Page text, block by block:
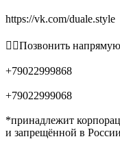
https://vk.com/duale.style
👉🏻Позвонить
+79022999868
+79022999068
*принадлежит
и запрещённой в России